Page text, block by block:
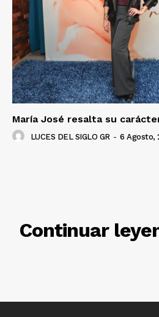
María José resalta su
LUCES DEL SIGLO GR - 6 Agosto,
Continuar